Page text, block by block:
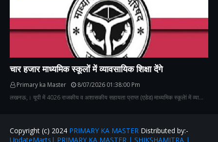
चार हजार माध्यमिक स्कूलों में व्यावसायिक शिक्षा देंगे
Primary ka Master
8/07/2026 01:38:00 Pm
लखनऊ,। यूपी में 4026 राजकीय व अशासकीय सहायता प्राप्त (एडेड) माध्यमिक स्कूलेां में व्या…
Copyright (c) 2024 PRIMARY KA MASTER Distributed by:-
UpdateMarts| PRIMARY KA MASTER | SHIKSHAMITRA |